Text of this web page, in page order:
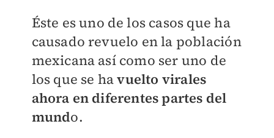
Éste es uno de los casos que ha
causado revuelo en la población
mexicana así como ser uno de
los que se havuelto virales
ahora en diferentes partes del
mundo.